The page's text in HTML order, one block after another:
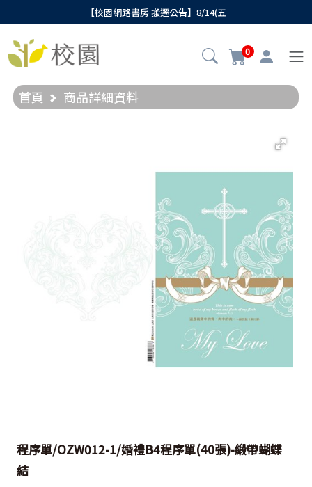
【校園網路書房 搬遷公告】8/14(五
0
首頁 商品詳細資料
程序單/OZW012-1/婚禮B4程序單(40張)-緞帶蝴蝶
結